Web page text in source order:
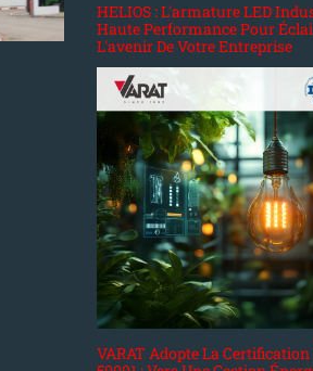
HELIOS : L'armature LED
Haute Performance Pour
L'avenir De Votre Entreprise
VARAT Adopte La Certification